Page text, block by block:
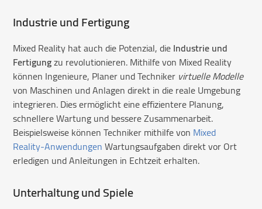
Industrie und Fertigung
Mixed Reality hat auch die Potenzial, dieIndustrie und
Fertigungzu revolutionieren. Mithilfe von Mixed Reality
können Ingenieure, Planer und Techniker virtuelle Modelle
von Maschinen und Anlagen direkt in die reale Umgebung
integrieren. Dies ermöglicht eine effizientere Planung,
schnellere Wartung und bessere Zusammenarbeit.
Beispielsweise können Techniker mithilfe von Mixed
Reality-AnwendungenWartungsaufgaben direkt vor Ort
erledigen und Anleitungen in Echtzeit erhalten.
Unterhaltung und Spiele